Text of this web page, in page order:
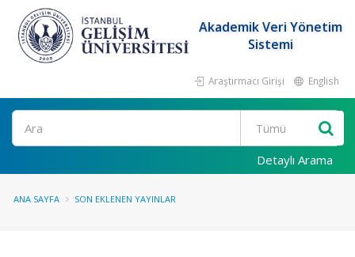
Akademik Veri Yönetim
Sistemi
Araştırmacı Girişi English
Ara
Detaylı Arama
ANA SAYFA SON EKLENEN YAYINLAR